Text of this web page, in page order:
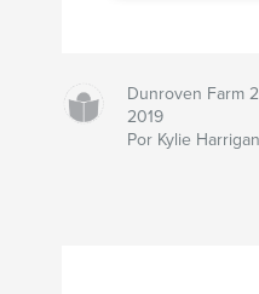
Dunroven Farm
2019
Por Kylie Harrigan